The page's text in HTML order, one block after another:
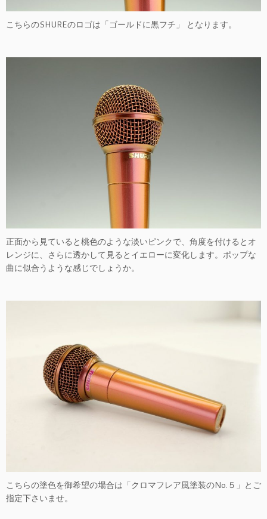
こちらのSHUREのロゴは「ゴールドに黒フチ」 となります。
正面から見ていると桃色のような淡いピンクで、角度を付けるとオ
レンジに、さらに透かして見るとイエローに変化します。ポップな
曲に似合うような感じでしょうか。
こちらの塗色を御希望の場合は「クロマフレア風塗装のNo.５」とご
指定下さいませ。